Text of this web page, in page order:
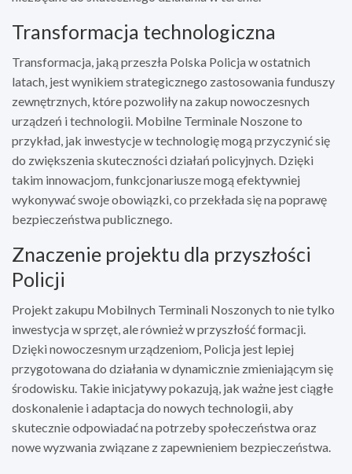
Transformacja technologiczna
Transformacja, jaką przeszła Polska Policja w ostatnich
latach, jest wynikiem strategicznego zastosowania funduszy
zewnętrznych, które pozwoliły na zakup nowoczesnych
urządzeń i technologii. Mobilne Terminale Noszone to
przykład, jak inwestycje w technologię mogą przyczynić się
do zwiększenia skuteczności działań policyjnych. Dzięki
takim innowacjom, funkcjonariusze mogą efektywniej
wykonywać swoje obowiązki, co przekłada się na poprawę
bezpieczeństwa publicznego.
Znaczenie projektu dla przyszłości
Policji
Projekt zakupu Mobilnych Terminali Noszonych to nie tylko
inwestycja w sprzęt, ale również w przyszłość formacji.
Dzięki nowoczesnym urządzeniom, Policja jest lepiej
przygotowana do działania w dynamicznie zmieniającym się
środowisku. Takie inicjatywy pokazują, jak ważne jest ciągłe
doskonalenie i adaptacja do nowych technologii, aby
skutecznie odpowiadać na potrzeby społeczeństwa oraz
nowe wyzwania związane z zapewnieniem bezpieczeństwa.